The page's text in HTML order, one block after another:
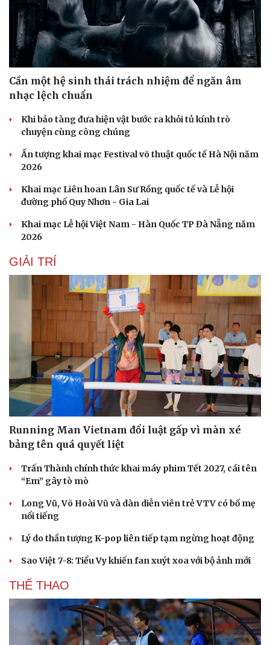
Cải chính
Cần một hệ sinh thái trách nhiệm để ngăn âm
nhạc lệch chuẩn
Khi bảo tàng đưa hiện vật bước ra khỏi tủ kính trò
chuyện cùng công chúng
Ấn tượng khai mạc Festival võ thuật quốc tế Hà Nội năm
2026
Khai mạc Liên hoan Lân Sư Rồng quốc tế và Lễ hội
đường phố Quy Nhơn - Gia Lai
Khai mạc Lễ hội Việt Nam - Hàn Quốc TP Đà Nẵng năm
2026
GIẢI TRÍ
Running Man Vietnam đổi luật gấp vì màn xé
bảng tên quá quyết liệt
Trấn Thành chính thức khai máy phim Tết 2027, cái tên
“Em” gây tò mò
Long Vũ, Võ Hoài Vũ và dàn diễn viên trẻ VTV có bố mẹ
nổi tiếng
Lý do thần tượng K-pop liên tiếp tạm ngừng hoạt động
Sao Việt 7-8: Tiểu Vy khiến fan xuýt xoa với bộ ảnh mới
THỂ THAO